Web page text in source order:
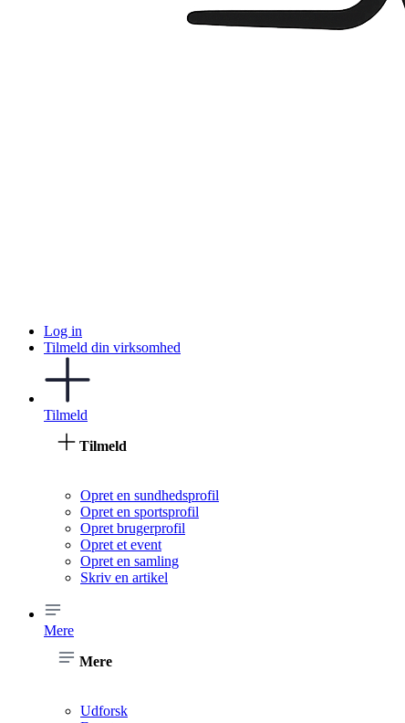
Log in
Tilmeld din virksomhed
Tilmeld
Tilmeld
Opret en sundhedsprofil
Opret en sportsprofil
Opret brugerprofil
Opret et event
Opret en samling
Skriv en artikel
Mere
Mere
Udforsk